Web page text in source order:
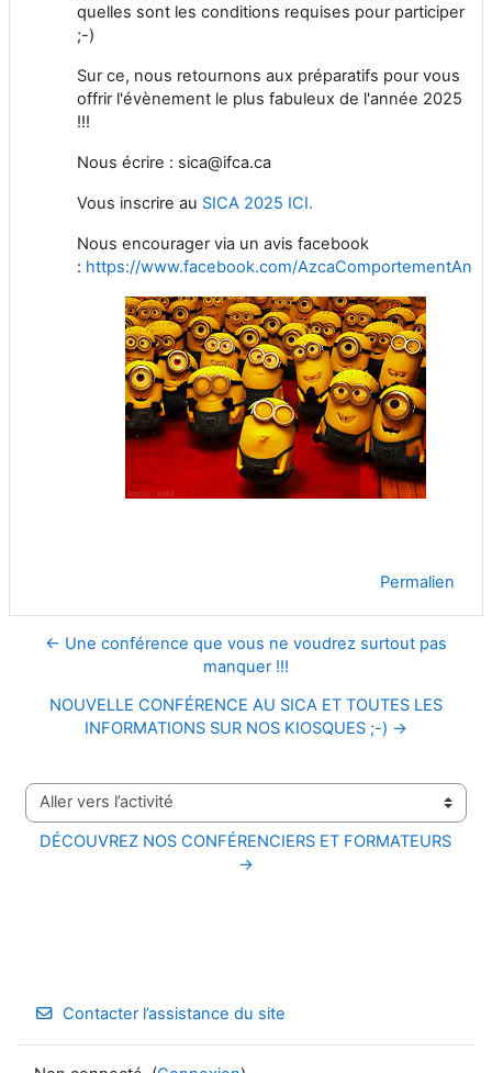
quelles sont les conditions requises pour participer
;-)
Sur ce, nous retournons aux préparatifs pour vous
offrir l'évènement le plus fabuleux de l'année 2025
!!!
Nous écrire : sica@ifca.ca
Vous inscrire au SICA 2025 ICI.
Nous encourager via un avis facebook
: https://www.facebook.com/
Permalien
← Une conférence que vous ne voudrez surtout pas
manquer !!!
NOUVELLE CONFÉRENCE AU SICA ET TOUTES LES
INFORMATIONS SUR NOS KIOSQUES ;-) →
Aller vers l’activité
DÉCOUVREZ NOS CONFÉRENCIERS ET FORMATEURS
→
Contacter l’assistance du site